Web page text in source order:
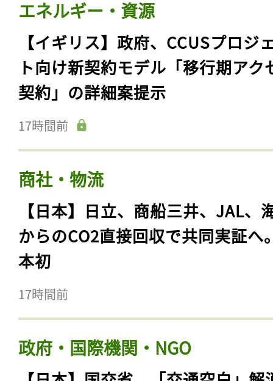
エネルギー・資源
【イギリス】政府、CCUSプロジ
ト向け新契約モデル「移行期アク
契約」の詳細案提示
17時間前
商社・物流
【日本】日立、商船三井、JAL、
からのCO2直接回収で共同実証へ
本初
17時間前
政府・国際機関・NGO